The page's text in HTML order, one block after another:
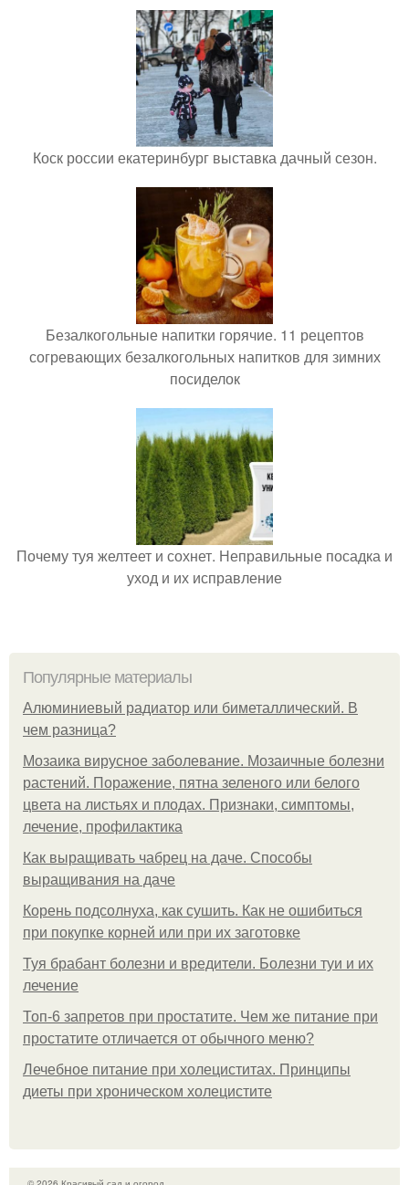
Коск россии екатеринбург выставка дачный сезон.
Безалкогольные напитки горячие. 11 рецептов
согревающих безалкогольных напитков для зимних
посиделок
Почему туя желтеет и сохнет. Неправильные посадка и
уход и их исправление
Популярные материалы
Алюминиевый радиатор или биметаллический. В
чем разница?
Мозаика вирусное заболевание. Мозаичные болезни
растений. Поражение, пятна зеленого или белого
цвета на листьях и плодах. Признаки, симптомы,
лечение, профилактика
Как выращивать чабрец на даче. Способы
выращивания на даче
Корень подсолнуха, как сушить. Как не ошибиться
при покупке корней или при их заготовке
Туя брабант болезни и вредители. Болезни туи и их
лечение
Топ-6 запретов при простатите. Чем же питание при
простатите отличается от обычного меню?
Лечебное питание при холециститах. Принципы
диеты при хроническом холецистите